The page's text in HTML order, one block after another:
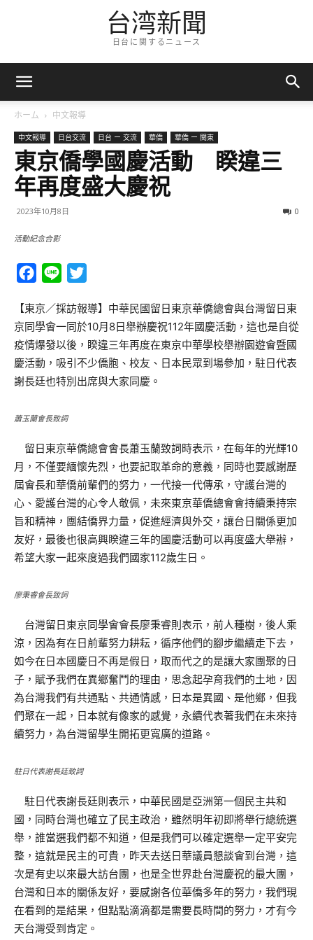
台湾新聞
日台に関するニュース
ホーム 中文報導
中文報導 日台交流 日台 ー 交流 華僑 華僑 ー 関東
東京僑學國慶活動 睽違三
年再度盛大慶祝
2023年10月8日 0
活動紀念合影
Facebook
Line
【東京／採訪報導】中華民國留日東京華僑總會與台灣留日東
京同學會一同於10月8日舉辦慶祝112年國慶活動，這也是自從
疫情爆發以後，睽違三年再度在東京中華學校舉辦園遊會暨國
慶活動，吸引不少僑胞、校友、日本民眾到場參加，駐日代表
謝長廷也特別出席與大家同慶。
蕭玉蘭會長致詞
留日東京華僑總會會長蕭玉蘭致詞時表示，在每年的光輝10
月，不僅要緬懷先烈，也要記取革命的意義，同時也要感謝歷
屆會長和華僑前輩們的努力，一代接一代傳承，守護台灣的
心、愛護台灣的心令人敬佩，未來東京華僑總會會持續秉持宗
旨和精神，團結僑界力量，促進經濟與外交，讓台日關係更加
友好，最後也很高興睽違三年的國慶活動可以再度盛大舉辦，
希望大家一起來度過我們國家112歲生日。
廖秉睿會長致詞
台灣留日東京同學會會長廖秉睿則表示，前人種樹，後人乘
涼，因為有在日前輩努力耕耘，循序他們的腳步繼續走下去，
如今在日本國慶日不再是假日，取而代之的是讓大家團聚的日
子，賦予我們在異鄉奮鬥的理由，思念起孕育我們的土地，因
為台灣我們有共通點、共通情感，日本是異國、是他鄉，但我
們聚在一起，日本就有像家的感覺，永續代表著我們在未來持
續努力，為台灣留學生開拓更寬廣的道路。
駐日代表謝長廷致詞
駐日代表謝長廷則表示，中華民國是亞洲第一個民主共和
國，同時台灣也確立了民主政治，雖然明年初即將舉行總統選
舉，誰當選我們都不知道，但是我們可以確定選舉一定平安完
整，這就是民主的可貴，昨天去送日華議員懇談會到台灣，這
次是有史以來最大訪台團，也是全世界赴台灣慶祝的最大團，
台灣和日本的關係友好，要感謝各位華僑多年的努力，我們現
在看到的是結果，但點點滴滴都是需要長時間的努力，才有今
天台灣受到肯定。